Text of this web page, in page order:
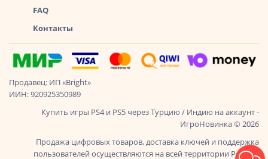
FAQ
Контакты
Продавец: ИП «Bright»
ИИН: 920925350989
Купить игры PS4 и PS5 через Турцию / Индию на аккаунт -
ИгроНовинка © 2026
Продажа цифровых товаров, доставка ключей и поддержка
пользователей осуществляются на всей территории России,